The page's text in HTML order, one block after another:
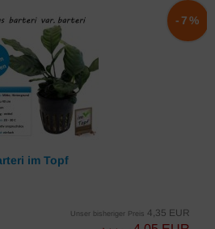
im Topf
Unser bisheriger Preis 4,35 EUR
-7%